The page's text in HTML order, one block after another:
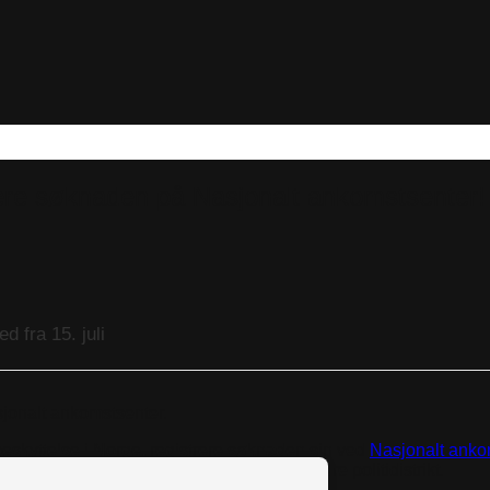
søknaden på Nasjonalt ankomstsenter!
fra 15. juli
ankomstsenter.
i Norge, registrere søknaden sin ved
Nasjonalt
ikke lenger mulig å registrere seg i andre politidistrikt.